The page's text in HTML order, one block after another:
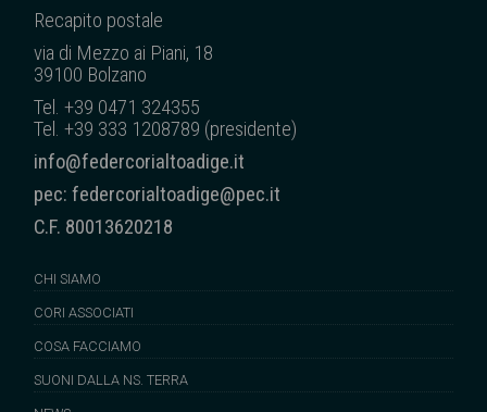
Recapito postale
via di Mezzo ai Piani, 18
39100 Bolzano
Tel. +39 0471 324355
Tel. +39 333 1208789 (presidente)
info@federcorialtoadige.it
pec: federcorialtoadige@pec.it
C.F. 80013620218
CHI SIAMO
CORI ASSOCIATI
COSA FACCIAMO
SUONI DALLA NS. TERRA